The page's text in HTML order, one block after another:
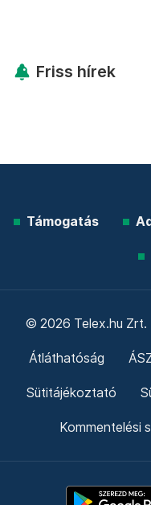
Friss hírek
Támogatás
© 2026 Telex.hu Zrt.
Átláthatóság
Sütitájékoztató
Kommentelési